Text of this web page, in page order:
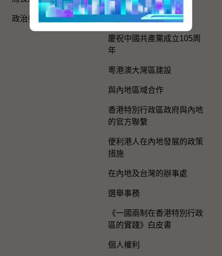
政治委任官員的申報 國旗、國徽、國歌
慶祝中國共產黨成立105周
年
粵港澳大灣區建設
與內地區域合作
香港特別行政區政府與內地
的官方聯繫
便利港人在內地發展的政策
措施
在內地及台灣的辦事處
選舉事務
《一國兩制在香港特別行政
區的實踐》白皮書
個人權利